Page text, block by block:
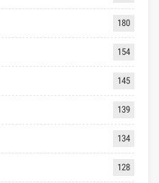
180
154
145
139
134
128